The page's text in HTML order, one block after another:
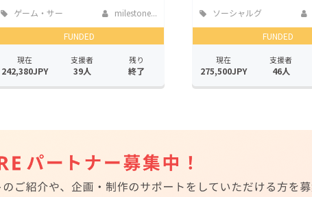
ゲーム・サー
ビス開発
milestone...
FUNDED
現在
242,380JPY
支援者
39人
残り
終了
ソーシャルグ
ッド
FUNDED
現在
275,500JPY
支援者
46人